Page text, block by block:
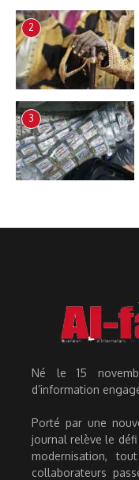
2
3
Né le 15
d’information
Porté par une
journal relève le
modernisation,
collaborateurs